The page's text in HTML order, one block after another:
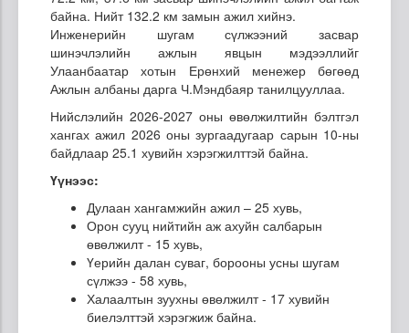
байна. Нийт 132.2 км замын ажил хийнэ.
Инженерийн шугам сүлжээний засвар
шинэчлэлийн ажлын явцын мэдээллийг
Улаанбаатар хотын Ерөнхий менежер бөгөөд
Ажлын албаны дарга Ч.Мэндбаяр танилцууллаа.
Нийслэлийн 2026-2027 оны өвөлжилтийн бэлтгэл
хангах ажил 2026 оны зургаадугаар сарын 10-ны
байдлаар 25.1 хувийн хэрэгжилттэй байна.
Үүнээс:
Дулаан хангамжийн ажил – 25 хувь,
Орон сууц нийтийн аж ахуйн салбарын
өвөлжилт - 15 хувь,
Үерийн далан суваг, борооны усны шугам
сүлжээ - 58 хувь,
Халаалтын зуухны өвөлжилт - 17 хувийн
биелэлттэй хэрэгжиж байна.